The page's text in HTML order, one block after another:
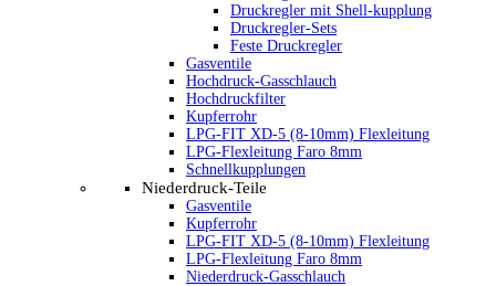
Druckregler mit Shell-kupplung
Druckregler-Sets
Feste Druckregler
Gasventile
Hochdruck-Gasschlauch
Hochdruckfilter
Kupferrohr
LPG-FIT XD-5 (8-10mm) Flexleitung
LPG-Flexleitung Faro 8mm
Schnellkupplungen
Niederdruck-Teile
Gasventile
Kupferrohr
LPG-FIT XD-5 (8-10mm) Flexleitung
LPG-Flexleitung Faro 8mm
Niederdruck-Gasschlauch